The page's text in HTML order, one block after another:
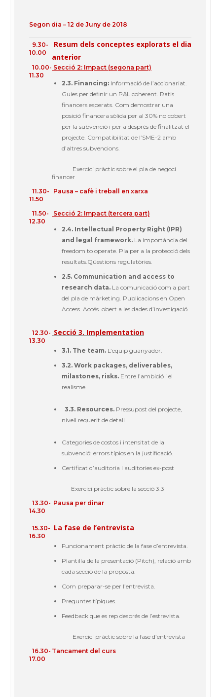
Segon dia – 12 de Juny de 2018
9.30-
10.00
Resum dels conceptes explorats el dia
anterior
10.00-
11.30
Secció 2: Impact (segona part)
2.3. Financing: Informació de l’accionariat.
Guies per definir un P&L coherent. Ratis
financers esperats. Com demostrar una
posició financera sòlida per al 30% no cobert
per la subvenció i per a després de finalitzat el
projecte. Compatibilitat de l’SME-2 amb
d’altres subvencions.
Exercici pràctic sobre el pla de negoci
financer
11.30-
11.50
Pausa – cafè i treball en xarxa
11.50-
12.30
Secció 2: Impact (tercera part)
2.4. Intellectual Property Right (IPR)
and legal framework. La importància del
freedom to operate. Pla per a la protecció dels
resultats.Qüestions regulatòries.
2.5. Communication and access to
research data. La comunicació com a part
del pla de màrketing. Publicacions en Open
Access. Accés obert a les dades d’investigació.
12.30-
13.30
Secció 3. Implementation
3.1. The team. L’equip guanyador.
3.2. Work packages, deliverables,
milastones, risks. Entre l’ambició i el
realisme.
3.3. Resources. Pressupost del projecte,
nivell requerit de detall.
Categories de costos i intensitat de la
subvenció: errors típics en la justificació.
Certificat d’auditoria i auditories ex-post
Exercici pràctic sobre la secció 3.3
13.30-
14.30
Pausa per dinar
15.30-
16.30
La fase de l’entrevista
Funcionament pràctic de la fase d’entrevista.
Plantilla de la presentació (Pitch), relació amb
cada secció de la proposta.
Com preparar-se per l’entrevista.
Preguntes típiques.
Feedback que es rep després de l’estrevista.
Exercici pràctic sobre la fase d’entrevista
16.30-
17.00
Tancament del curs